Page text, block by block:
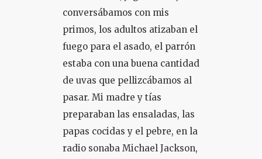
conversábamos con mis
primos, los adultos atizaban el
fuego para el asado, el parrón
estaba con una buena cantidad
de uvas que pellizcábamos al
pasar. Mi madre y tías
preparaban las ensaladas, las
papas cocidas y el pebre, en la
radio sonaba Michael Jackson,